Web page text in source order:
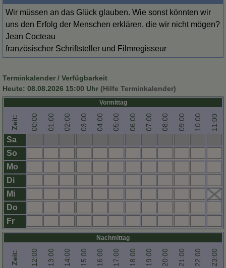
Wir müssen an das Glück glauben. Wie sonst könnten wir
uns den Erfolg der Menschen erklären, die wir nicht mögen?
Jean Cocteau
französischer Schriftsteller und Filmregisseur
Terminkalender / Verfügbarkeit
Heute: 08.08.2026 15:00 Uhr (Hilfe Terminkalender)
Vormittag
Zeit: 00:00 01:00 02:00 03:00 04:00 05:00 06:00 07:00 08:00 09:00 10:00 11:00
Sa
So
Mo
Di
Mi
Do
Fr
Nachmittag
Zeit: 12:00 13:00 14:00 15:00 16:00 17:00 18:00 19:00 20:00 21:00 22:00 23:00